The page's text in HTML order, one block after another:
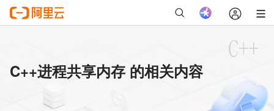
C++进程共享内存 的相关内容